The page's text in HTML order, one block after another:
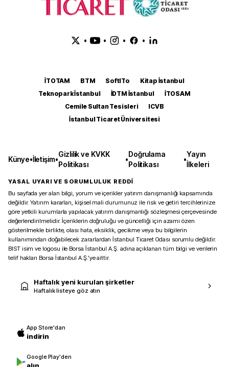
• • • •
İTOTAM BTM SoftITo
Kitap İstanbul
Teknopark İstanbul
İDTM İstanbul
İTOSAM
Cemile Sultan Tesisleri
ICVB
İstanbul Ticaret Üniversitesi
Künye•İletişim•
Gizlilik ve KVKK
Politikası
•
Doğrulama
Politikası
•
Yayın
İlkeleri
YASAL UYARI VE SORUMLULUK REDDİ
Bu sayfada yer alan bilgi, yorum ve içerikler yatırım danışmanlığı kapsamında
değildir. Yatırım kararları, kişisel mali durumunuz ile risk ve getiri tercihlerinize
göre yetkili kurumlarla yapılacak yatırım danışmanlığı sözleşmesi çerçevesinde
değerlendirilmelidir. İçeriklerin doğruluğu ve güncelliği için azami özen
gösterilmekle birlikte, olası hata, eksiklik, gecikme veya bu bilgilerin
kullanımından doğabilecek zararlardan İstanbul Ticaret Odası sorumlu değildir.
BIST isim ve logosu ile Borsa İstanbul A.Ş. adına açıklanan tüm bilgi ve verilerin
telif hakları Borsa İstanbul A.Ş.’ye aittir.
Haftalık yeni kurulan şirketler
Haftalık listeye göz atın
App Store'dan
indirin
Google Play'den